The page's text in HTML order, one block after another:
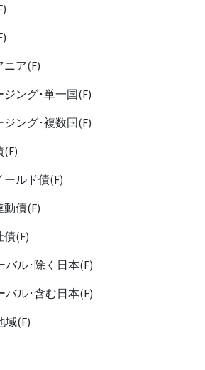
ニア(F)
ング･単一国(F)
ング･複数国(F)
(F)
ールド債(F)
動債(F)
債(F)
バル･除く日本(F)
バル･含む日本(F)
域(F)